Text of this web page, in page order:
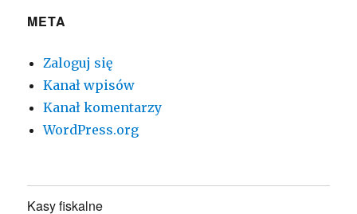
META
Zaloguj się
Kanał wpisów
Kanał komentarzy
WordPress.org
Kasy fiskalne